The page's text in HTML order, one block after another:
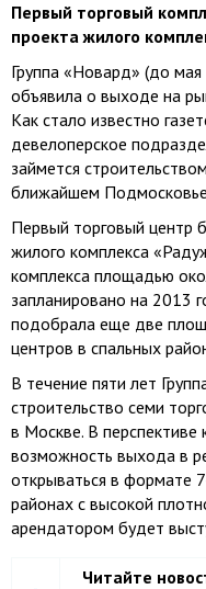
Первый торговый
проекта жилого
Группа «Новард» (до
объявила о выходе на
Как стало известно
девелоперское
займется
ближайшем
Первый торговый центр
жилого комплекса
комплекса площадью
запланировано на 2013
подобрала еще две
центров в спальных
В течение пяти лет
строительство семи
в Москве. В перспективе
возможность выхода в
открываться в формате
районах с высокой
арендатором будет
Читайте